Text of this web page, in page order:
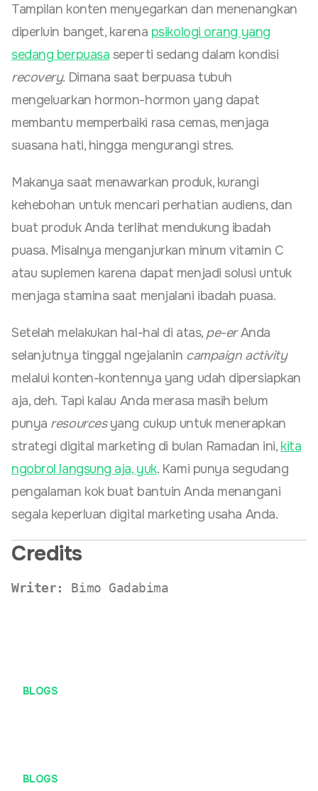
Tampilan konten menyegarkan dan menenangkan
diperluin banget, karena psikologi orang yang
sedang berpuasa seperti sedang dalam kondisi
recovery. Dimana saat berpuasa tubuh
mengeluarkan hormon-hormon yang dapat
membantu memperbaiki rasa cemas, menjaga
suasana hati, hingga mengurangi stres.
Makanya saat menawarkan produk, kurangi
kehebohan untuk mencari perhatian audiens, dan
buat produk Anda terlihat mendukung ibadah
puasa. Misalnya menganjurkan minum vitamin C
atau suplemen karena dapat menjadi solusi untuk
menjaga stamina saat menjalani ibadah puasa.
Setelah melakukan hal-hal di atas, pe-erAnda
selanjutnya tinggal ngejalanin campaign activity
melalui konten-kontennya yang udah dipersiapkan
aja, deh. Tapi kalau Anda merasa masih belum
punya resourcesyang cukup untuk menerapkan
strategi digital marketing di bulan Ramadan ini, kita
ngobrol langsung aja, yuk. Kami punya segudang
pengalaman kok buat bantuin Anda menangani
segala keperluan digital marketing usaha Anda.
Credits
Writer: Bimo Gadabima
BLOGS
BLOGS